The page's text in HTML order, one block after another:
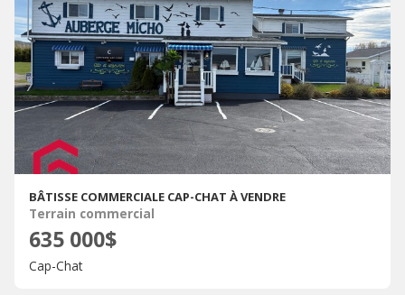
BÂTISSE COMMERCIALE CAP-CHAT À VENDRE
Terrain commercial
635 000$
Cap-Chat